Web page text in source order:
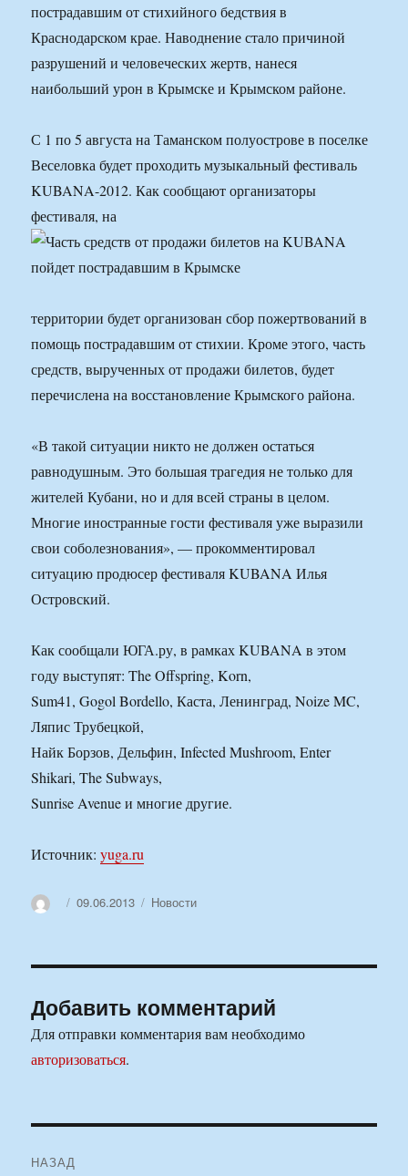
пострадавшим от стихийного бедствия в
Краснодарском крае. Наводнение стало причиной
разрушений и человеческих жертв, нанеся
наибольший урон в Крымске и Крымском районе.
С 1 по 5 августа на Таманском полуострове в поселке
Веселовка будет проходить музыкальный фестиваль
KUBANA-2012. Как сообщают организаторы
фестиваля, на
территории будет организован сбор пожертвований в
помощь пострадавшим от стихии. Кроме этого, часть
средств, вырученных от продажи билетов, будет
перечислена на восстановление Крымского района.
«В такой ситуации никто не должен остаться
равнодушным. Это большая трагедия не только для
жителей Кубани, но и для всей страны в целом.
Многие иностранные гости фестиваля уже выразили
свои соболезнования», — прокомментировал
ситуацию продюсер фестиваля KUBANA Илья
Островский.
Как сообщали ЮГА.ру, в рамках KUBANA в этом
году выступят: The Offspring, Korn,
Sum41, Gogol Bordello, Каста, Ленинград, Noize MC,
Ляпис Трубецкой,
Найк Борзов, Дельфин, Infected Mushroom, Enter
Shikari, The Subways,
Sunrise Avenue и многие другие.
Источник:yuga.ru
АвторОпубликовано
09.06.2013 Рубрики
Новости
Добавить комментарий
Для отправки комментария вам необходимо
авторизоваться.
НАЗАД